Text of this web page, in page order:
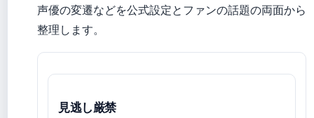
声優の変遷などを公式設定とファンの話題の両面から
整理します。
見逃し厳禁